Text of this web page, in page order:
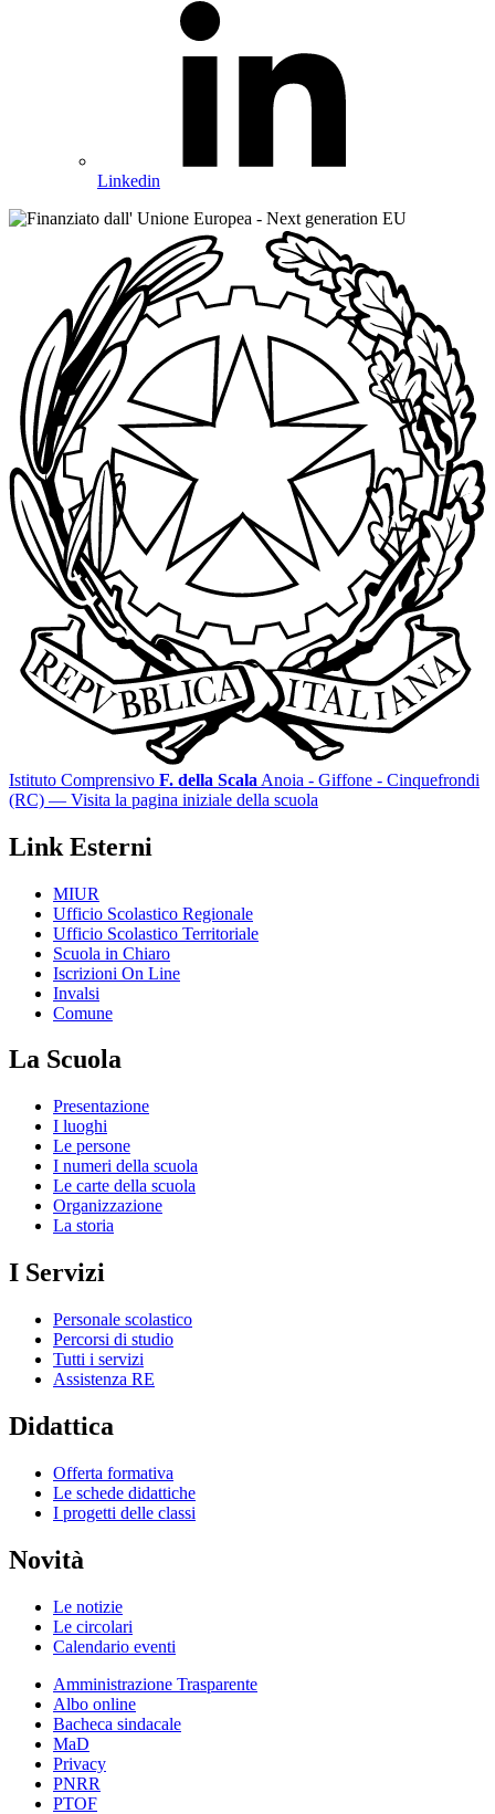
Linkedin
Istituto Comprensivo F. della Scala Anoia - Giffone - Cinquefrondi
(RC) — Visita la pagina iniziale della scuola
Link Esterni
MIUR
Ufficio Scolastico Regionale
Ufficio Scolastico Territoriale
Scuola in Chiaro
Iscrizioni On Line
Invalsi
Comune
La Scuola
Presentazione
I luoghi
Le persone
I numeri della scuola
Le carte della scuola
Organizzazione
La storia
I Servizi
Personale scolastico
Percorsi di studio
Tutti i servizi
Assistenza RE
Didattica
Offerta formativa
Le schede didattiche
I progetti delle classi
Novità
Le notizie
Le circolari
Calendario eventi
Amministrazione Trasparente
Albo online
Bacheca sindacale
MaD
Privacy
PNRR
PTOF